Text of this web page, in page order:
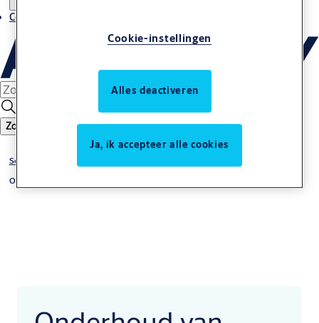
Contact
Zoeken
Service & Onderhoud
Onderhoud
Cookie-instellingen
Alles deactiveren
Ja, ik accepteer alle cookies